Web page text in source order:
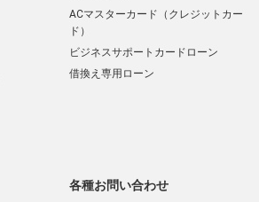
ACマスターカード（クレジットカー
ド）
ビジネスサポートカードローン
借換え専用ローン
各種お問い合わせ